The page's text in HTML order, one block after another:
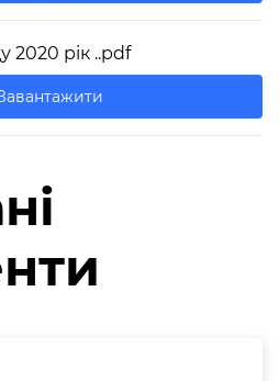
2020 рік ..pdf